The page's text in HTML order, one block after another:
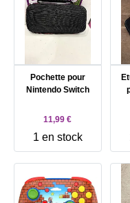
Pochette pour
Nintendo Switch
11,99 €
1 en stock